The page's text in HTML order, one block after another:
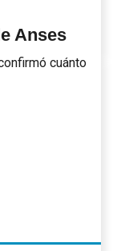
Anses